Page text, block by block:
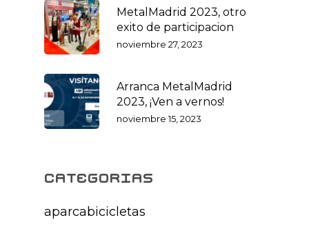
MetalMadrid 2023, otro
exito de participacion
noviembre 27, 2023
Arranca MetalMadrid
2023, ¡Ven a vernos!
noviembre 15, 2023
categorias
aparcabicicletas